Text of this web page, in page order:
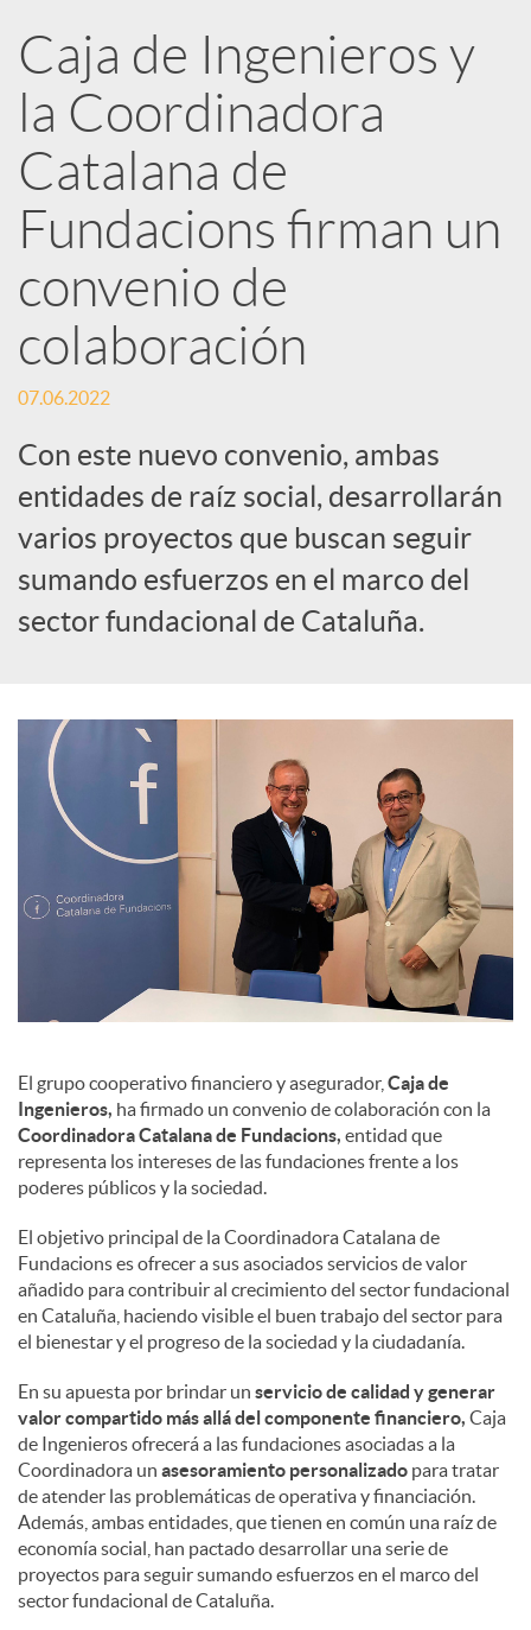
e
d
e
s
S
o
c
i
s
Caja de Ingenieros y
la Coordinadora
Catalana de
Fundacions firman un
convenio de
colaboración
07.06.2022
Con este nuevo convenio, ambas
entidades de raíz social, desarrollarán
varios proyectos que buscan seguir
sumando esfuerzos en el marco del
sector fundacional de Cataluña.
El grupo cooperativo financiero y asegurador, Caja de
Ingenieros, ha firmado un convenio de colaboración con la
Coordinadora Catalana de Fundacions, entidad que
representa los intereses de las fundaciones frente a los
poderes públicos y la sociedad.
El objetivo principal de la Coordinadora Catalana de
Fundacions es ofrecer a sus asociados servicios de valor
añadido para contribuir al crecimiento del sector fundacional
en Cataluña, haciendo visible el buen trabajo del sector para
el bienestar y el progreso de la sociedad y la ciudadanía.
En su apuesta por brindar un servicio de calidad y generar
valor compartido más allá del componente financiero, Caja
de Ingenieros ofrecerá a las fundaciones asociadas a la
Coordinadora un asesoramiento personalizado para tratar
de atender las problemáticas de operativa y financiación.
Además, ambas entidades, que tienen en común una raíz de
economía social, han pactado desarrollar una serie de
proyectos para seguir sumando esfuerzos en el marco del
sector fundacional de Cataluña.